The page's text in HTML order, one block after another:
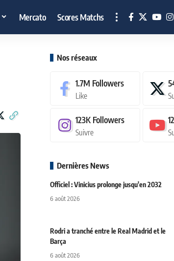
Mercato Scores Matchs
Nos réseaux
1.7M Followers
Like
123K Followers
Suivre
Dernières News
Officiel : Vinicius prolonge jusqu'en 2032
6 août 2026
Rodri a tranché entre le Real Madrid et le
Barça
6 août 2026